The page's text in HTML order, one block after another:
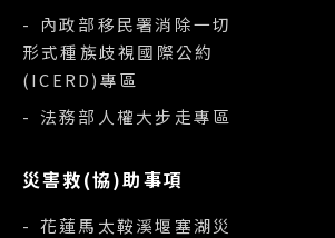
- 內政部移民署消除一切
形式種族歧視國際公約
(ICERD)專區
- 法務部人權大步走專區
災害救(協)助事項
- 花蓮馬太鞍溪堰塞湖災